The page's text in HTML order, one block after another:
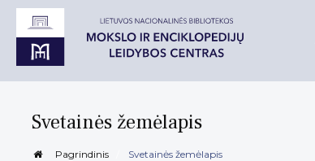
Svetainės žemėlapis
Pagrindinis Svetainės žemėlapis